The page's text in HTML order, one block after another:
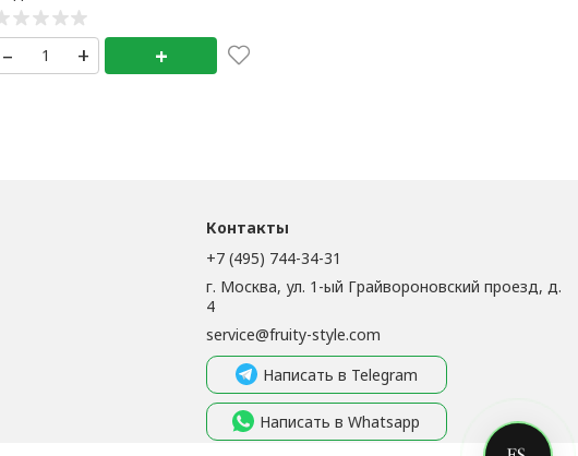
– + +
Контакты
+7 (495) 744-34-31
г. Москва, ул. 1-ый Грайвороновский проезд, д.
4
service@fruity-style.com
Написать в Telegram
Написать в Whatsapp